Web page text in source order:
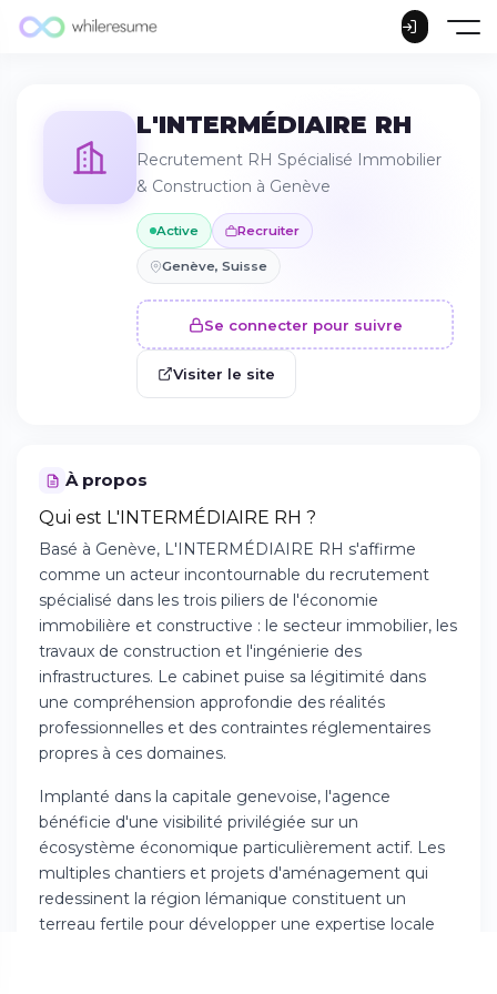
L'INTERMÉDIAIRE RH
Recrutement RH Spécialisé Immobilier
& Construction à Genève
Active Recruiter
Genève, Suisse
Se connecter pour suivre
Visiter le site
À propos
Qui est L'INTERMÉDIAIRE RH ?
Basé à Genève, L'INTERMÉDIAIRE RH s'affirme
comme un acteur incontournable du recrutement
spécialisé dans les trois piliers de l'économie
immobilière et constructive : le secteur immobilier, les
travaux de construction et l'ingénierie des
infrastructures. Le cabinet puise sa légitimité dans
une compréhension approfondie des réalités
professionnelles et des contraintes réglementaires
propres à ces domaines.
Implanté dans la capitale genevoise, l'agence
bénéficie d'une visibilité privilégiée sur un
écosystème économique particulièrement actif. Les
multiples chantiers et projets d'aménagement qui
redessinent la région lémanique constituent un
terreau fertile pour développer une expertise locale